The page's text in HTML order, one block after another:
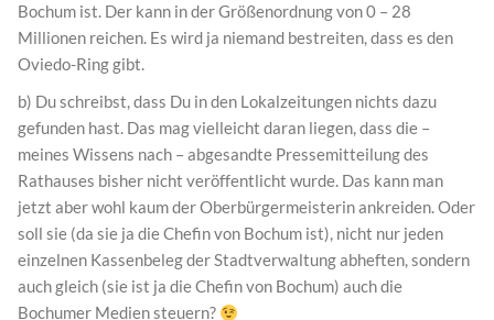
Bochum ist. Der kann in der Größenordnung von 0 – 28
Millionen reichen. Es wird ja niemand bestreiten, dass es den
Oviedo-Ring gibt.
b) Du schreibst, dass Du in den Lokalzeitungen nichts dazu
gefunden hast. Das mag vielleicht daran liegen, dass die –
meines Wissens nach – abgesandte Pressemitteilung des
Rathauses bisher nicht veröffentlicht wurde. Das kann man
jetzt aber wohl kaum der Oberbürgermeisterin ankreiden. Oder
soll sie (da sie ja die Chefin von Bochum ist), nicht nur jeden
einzelnen Kassenbeleg der Stadtverwaltung abheften, sondern
auch gleich (sie ist ja die Chefin von Bochum) auch die
Bochumer Medien steuern?